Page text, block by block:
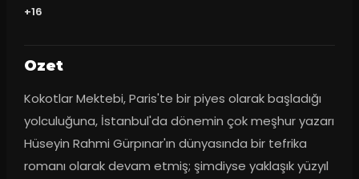
+16
Ozet
Kokotlar Mektebi, Paris'te bir piyes olarak başladığı
yolculuğuna, İstanbul'da dönemin çok meşhur yazarı
Hüseyin Rahmi Gürpınar'ın dünyasında bir tefrika
romanı olarak devam etmiş; şimdiyse yaklaşık yüzyıl